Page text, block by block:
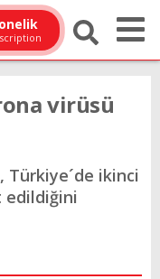
virüsü
Türkiye´de ikinci
edildiğini